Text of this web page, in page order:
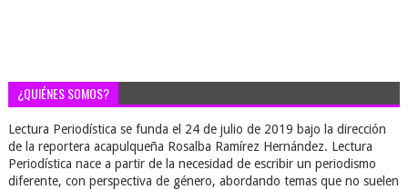
¿QUIÉNES SOMOS?
Lectura Periodística se funda el 24 de julio de 2019 bajo la dirección
de la reportera acapulqueña Rosalba Ramírez Hernández. Lectura
Periodística nace a partir de la necesidad de escribir un periodismo
diferente, con perspectiva de género, abordando temas que no suelen